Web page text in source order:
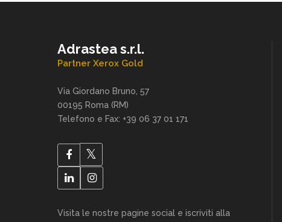
Adrastea s.r.l.
Partner Xerox Gold
Via Giordano Bruno, 57
00195 Roma (RM)
Telefono e Fax: +39 06 37 01 171
Visita le nostre pagine social e iscriviti alla